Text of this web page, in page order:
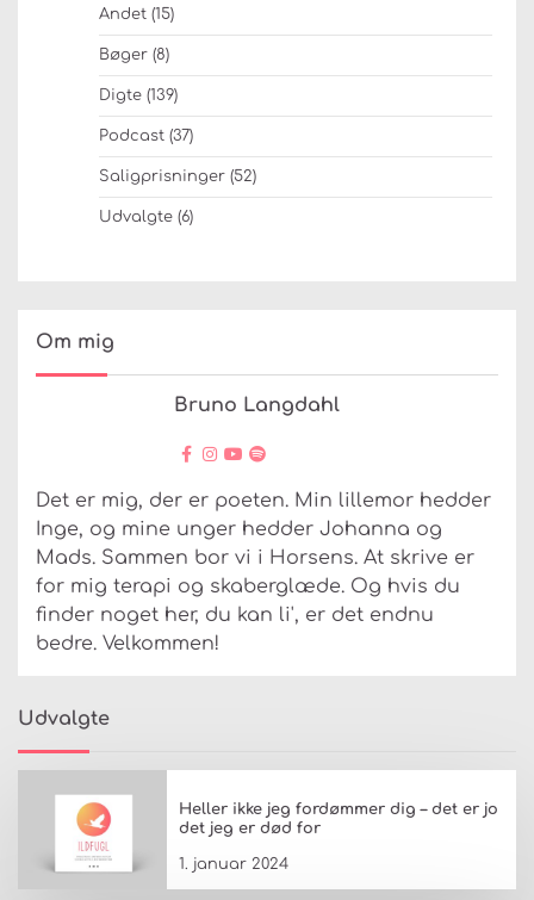
Andet (15)
Bøger (8)
Digte (139)
Podcast (37)
Saligprisninger (52)
Udvalgte (6)
Om mig
Bruno Langdahl
Det er mig, der er poeten. Min lillemor hedder
Inge, og mine unger hedder Johanna og
Mads. Sammen bor vi i Horsens. At skrive er
for mig terapi og skaberglæde. Og hvis du
finder noget her, du kan li', er det endnu
bedre. Velkommen!
Udvalgte
Heller ikke jeg fordømmer dig – det er jo
det jeg er død for
1. januar 2024